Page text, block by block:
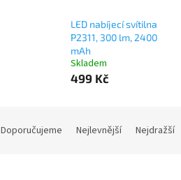
LED nabíjecí svítilna
P2311, 300 lm, 2400
mAh
Skladem
499 Kč
Doporučujeme Nejlevnější Nejdražší